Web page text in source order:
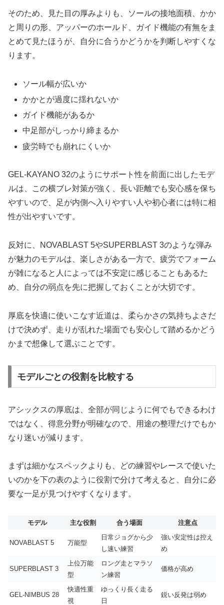
そのため、見た目の厚みよりも、ソールの接地面積、かか
と周りの形、アッパーのホールド、ガイド機能の有無をま
とめて見たほうが、自分に合うかどうかを判断しやすくな
ります。
ソール幅が広いか
かかとが過度に揺れないか
ガイド機能があるか
中足部がしっかり締まるか
疲労時でも崩れにくいか
GEL-KAYANO 32のようにサポート性を前面に出したモデ
ルは、この横ブレ対策が強く、長い距離でも安心感を保ち
やすいので、足が内側へ入りやすい人や初心者には特に相
性が出やすいです。
反対に、NOVABLAST 5やSUPERBLAST 3のような弾み
が魅力のモデルは、楽しさがある一方で、疲労でフォーム
が雑になると人によっては不安定に感じることもあるた
め、自分の弱点を先に把握しておくことが大切です。
厚底を快適に使いこなす近道は、柔らかさの気持ちよさだ
けで決めず、走りが乱れた場面でも安心して踏めるかどう
かまで想像して選ぶことです。
モデルごとの役割を比較する
アシックスの厚底は、全部が同じように何でもできるわけ
ではなく、得意分野が明確なので、用途の整理だけでもか
なり迷いが減ります。
まずは細かなスペックよりも、どの練習やレースで使いた
いのかを下の表のように役割で分けて考えると、自分に必
要な一足が見つけやすくなります。
モデル 主な役割 合う場面 注意点
NOVABLAST 5 万能型
日常ジョグから少
し速い練習
強い安定性は控え
め
SUPERBLAST 3
上位万能
型
ロング走とマラソ
ン練習
価格が高め
GEL-NIMBUS 28
快適性重
視
ゆっくり長く走る
日
鋭い反発は弱め